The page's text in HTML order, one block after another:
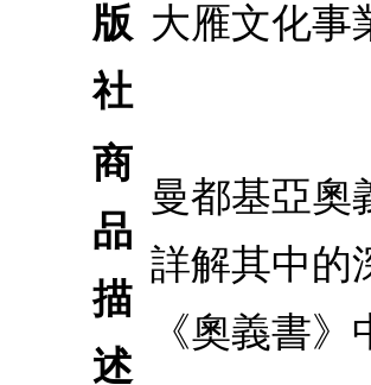
版
社
大雁文化事
商
品
描
述
曼都基亞奧
詳解其中的
《奧義書